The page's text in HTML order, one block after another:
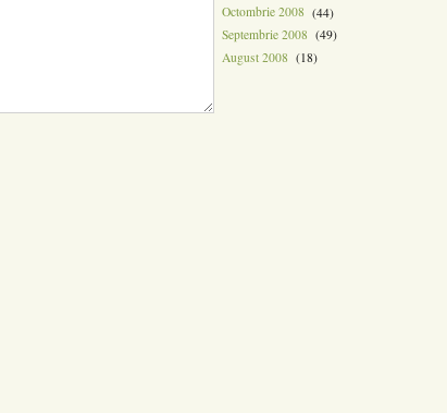
Octombrie 2008 (44)
Septembrie 2008 (49)
August 2008 (18)